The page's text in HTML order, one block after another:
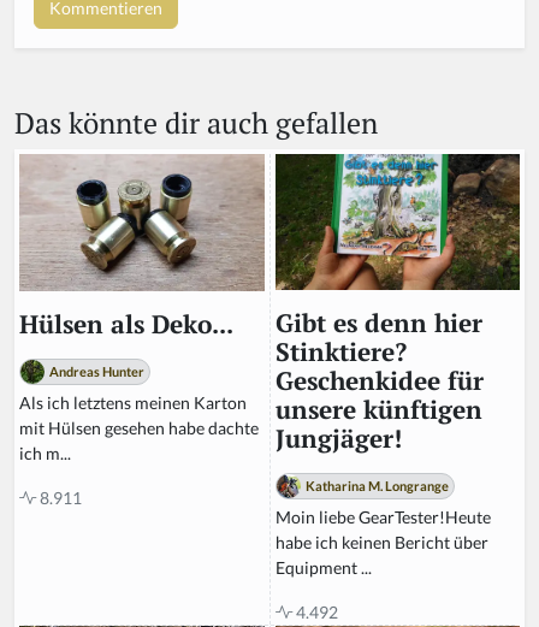
h
u
n,
ig
n
o
r
t
hi
s
fi
d
Das könnte dir auch gefallen
Hülsen als Deko...
Andreas Hunter
Als ich letztens meinen Karton
mit Hülsen gesehen habe dachte
ich m...
8.911
Gibt es denn hier
Stinktiere?
Geschenkidee für
unsere künftigen
Jungjäger!
Katharina M. Longrange
Moin liebe GearTester!Heute
habe ich keinen Bericht über
Equipment ...
4.492